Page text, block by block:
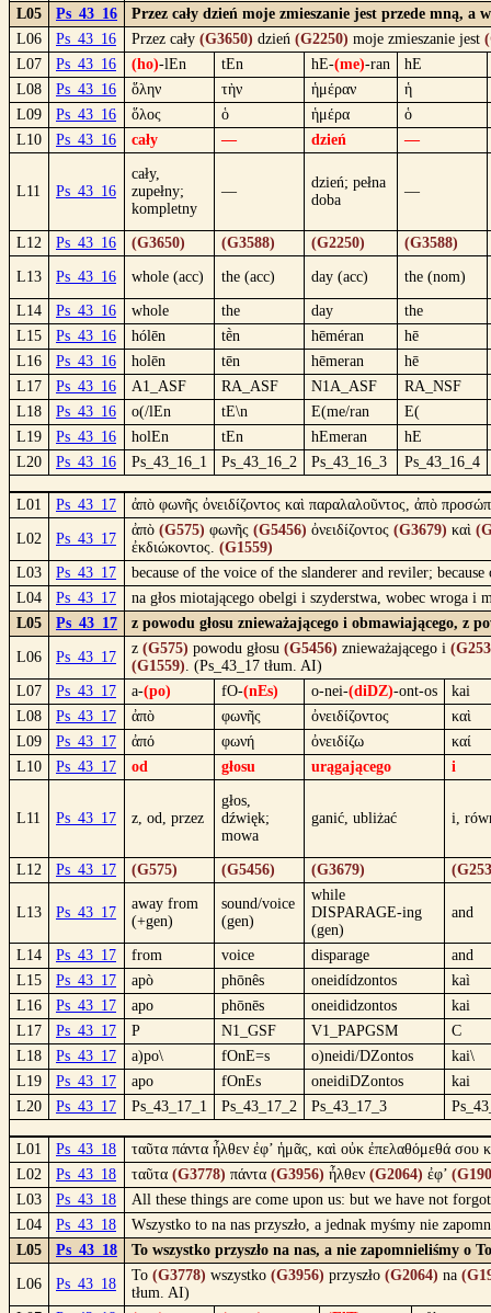
L05
Ps_43_16
Przez cały dzień moje zmieszanie jest przede mną,
L06
Ps_43_16 Przez cały (G3650) dzień (G2250) moje zmieszanie jest
L07
Ps_43_16 (ho)-lEn tEn hE-(me)-ran
hE
L08
Ps_43_16 ὅλην τὴν ἡμέραν
ἡ
L09
Ps_43_16 ὅλος ὁ ἡμέρα
ὁ
L10
Ps_43_16 cały — dzień —
L11 Ps_43_16
cały,
zupełny;
kompletny
—
dzień; pełna
doba
—
L12 Ps_43_16 (G3650) (G3588) (G2250) (G3588)
L13 Ps_43_16 whole (acc) the (acc) day (acc) the (nom)
L14 Ps_43_16 whole the day
the
L15
Ps_43_16 hólēn tḕn hēméran
hē
L16
Ps_43_16 holēn tēn hēmeran
hē
L17
Ps_43_16 A1_ASF RA_ASF N1A_ASF
RA_NSF
L18
Ps_43_16 o(/lEn tE\n E(me/ran
E(
L19
Ps_43_16 holEn tEn hEmeran
hE
L20
Ps_43_16 Ps_43_16_1 Ps_43_16_2 Ps_43_16_3 Ps_43_16_4
L01 Ps_43_17 ἀπὸ φωνῆς ὀνειδίζοντος καὶ παραλαλοῦντος, ἀπὸ
L02 Ps_43_17
ἀπὸ (G575) φωνῆς (G5456) ὀνειδίζοντος (G3679) καὶ
ἐκδιώκοντος. (G1559)
L03
Ps_43_17
because of the voice of the slanderer and reviler;
L04
Ps_43_17
na głos miotającego obelgi i szyderstwa, wobec wroga i
L05
Ps_43_17 z powodu głosu znieważającego i obmawiającego, z
L06 Ps_43_17
z (G575) powodu głosu (G5456) znieważającego i
(G1559). (Ps_43_17 tłum. AI)
L07
Ps_43_17 a-(po) fO-(nEs) o-nei-(diDZ)-ont-os
kai
L08
Ps_43_17 ἀπὸ φωνῆς ὀνειδίζοντος
καὶ
L09
Ps_43_17 ἀπό φωνή ὀνειδίζω
καί
L10
Ps_43_17 od głosu urągającego i
L11 Ps_43_17 z, od, przez
głos,
dźwięk;
mowa
ganić, ubliżać i,
L12 Ps_43_17 (G575) (G5456) (G3679)
L13 Ps_43_17
away from
(+gen)
sound/voice
(gen)
while
DISPARAGE-ing
(gen)
and
L14 Ps_43_17 from voice disparage
and
L15
Ps_43_17 apò phōnês oneidídzontos
kaì
L16
Ps_43_17 apo phōnēs oneididzontos
kai
L17
Ps_43_17 P N1_GSF V1_PAPGSM
C
L18
Ps_43_17 a)po\ fOnE=s o)neidi/DZontos
kai\
L19
Ps_43_17 apo fOnEs oneidiDZontos
kai
L20
Ps_43_17 Ps_43_17_1 Ps_43_17_2 Ps_43_17_3
L01 Ps_43_18
ταῦτα πάντα ἦλθεν ἐφ’ ἡμᾶς, καὶ οὐκ ἐπελαθόμεθά σου
L02
Ps_43_18 ταῦτα (G3778) πάντα (G3956) ἦλθεν (G2064) ἐφ’
L03
Ps_43_18
All these things are come upon us: but we have not
L04
Ps_43_18
Wszystko to na nas przyszło, a jednak myśmy nie
L05
Ps_43_18 To wszystko przyszło na nas, a nie zapomnieliśmy o
L06 Ps_43_18
To (G3778) wszystko (G3956) przyszło (G2064) na
tłum. AI)